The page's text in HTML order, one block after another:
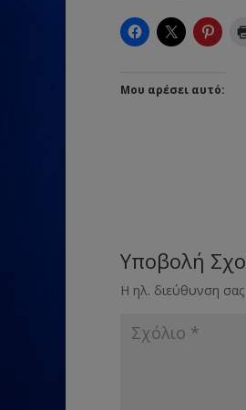
Μου αρέσει αυτό:
Υποβολή
Η ηλ. διεύθυνση σας